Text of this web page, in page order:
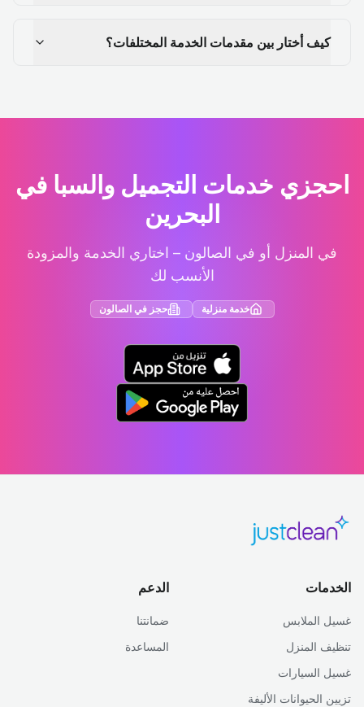
كيف أختار بين مقدمات الخدمة المختلفات؟
احجزي خدمات التجميل والسبا في
البحرين
في المنزل أو في الصالون – اختاري الخدمة والمزودة
الأنسب لك
خدمة منزلية حجز في الصالون
الخدمات
غسيل الملابس
تنظيف المنزل
غسيل السيارات
تزيين الحيوانات الأليفة
الدعم
ضمانتنا
المساعدة